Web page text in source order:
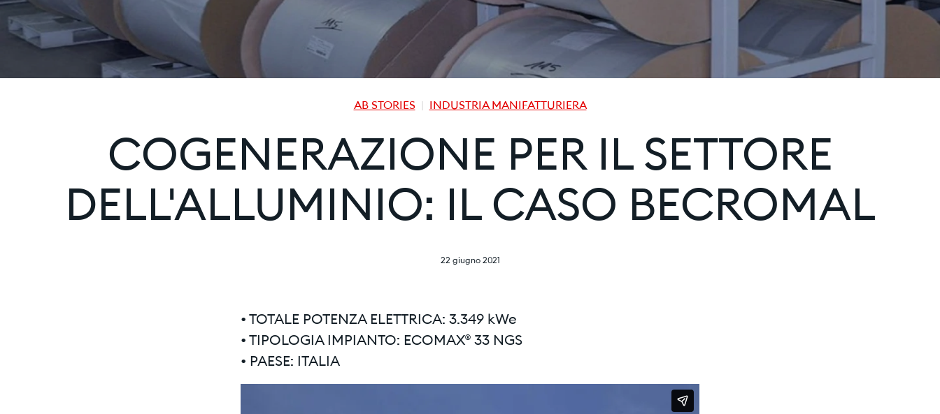
AB STORIES INDUSTRIA MANIFATTURIERA
COGENERAZIONE PER IL SETTORE
DELL'ALLUMINIO: IL CASO BECROMAL
22 giugno 2021
• TOTALE POTENZA ELETTRICA: 3.349 kWe
• TIPOLOGIA IMPIANTO: ECOMAX® 33 NGS
• PAESE: ITALIA